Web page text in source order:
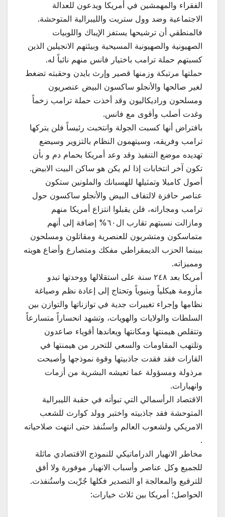
الفقراء والمهمشين في أمريكا ويدعون للعدالة
الاجتماعية وضد وول ستريت والليبرالية المتوحشة.
فالمنطقي أن ترشيحها يستفز الإيباك واللوبيات
الصهيونية والصهيونية المسيحية وبيئتهم الانجيلين الذين
كسبتهم حملة ترامب باختيار فانس منهم نائباً له.
حملتها مرتبكة وزمنها قصير وإرث بايدن وحقبته تضغط
لغير صالحها والأنجلو ساكسون البيض عنصريون
ومسلحون وراديكاليون وقد أخذت حملة ترامب زخماً
وغدت أصلب وأقوى مع فانس.
بافتراض أنها كسبت الجولة وانتخبت رئيساً فلن يتركها
ترامب وفريقه، وسيتهمون النظام بالتزوير وسيضع
تهديده موضع التنفيذ وقد وعد أمريكا بحمام دم و بأن
تكون آخر انتخابات إذا لم يكن هو ساكن البيت الابيض.
أصول كاميلا وتمثيلها للهسبانك والملونين ستكون
عناصر حافزة لالتفاف البيض والأنجلو ساكسون حول
ترامب ومجاراته، فلن يقبلوا انتزاع أمريكا منهم
ومازالت نسبتهم تقارب ال٦٠% إضافة إلى أنهم
متماسكون ومتشربون للعنصرية ومقاتلون ومسلحون
ببينما الحزب الديمقراطي مفكك ومتصارع وأضاع هويته
ومميزاته.
أمريكا بعد ٢٤٨ سنة على استقلالها ووحدتها تبدو
مأزومة هيكلياً وبنيوياً وتحتاج إلى إعادة نظم وصياغة
نظامها وإجراء تغييرات جدية في توازناتها والتوازن بين
السلطات والولايات والهويات، وتشهد انحساراً متسارعاً
وتتقلص هيمنتها ومكانتها ويعاندها أقوياء صاعدون
وتلتهب المقاومات والسعي للتحرر من هيمنتها في
القارات فقد فقدت جاذبيتها وقوة نموذجها وأصبحت
مرذولة ومسؤولة عما تعيشه البشرية من أزمات
وانهيارات.
الاقتصاد الرأسمالي التي تبوأته في حقبة الليبرالية
المتوحشة فقد جاذبيته واختبر وولد كوارث للشعب
الامريكي ولشعوب العالم واستُنفذ حتى انتهت صلاحياته
.
مخاطر الانهيار الدراماتيكي للنموذج الاقتصادي ماثلة
للجميع وكل عناصر وأسباب الانهيار موفورة ولا أفق
للترقيع والمعالجة او التصدير فكلها جُرِّبت واستُنفذت.
الحواصل؛ أمريكا بين ثلاث خيارات: